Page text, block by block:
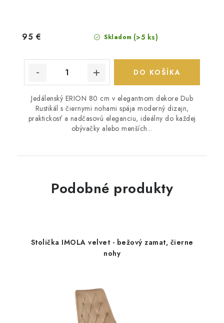
Skladom (>5 ks)
95 €
DO KOŠÍKA
Jedálenský ERION 80 cm v elegantnom dekore Dub
Rustikál s čiernymi nohami spája moderný dizajn,
praktickosť a nadčasovú eleganciu, ideálny do každej
obývačky alebo menších...
Podobné produkty
Stolička IMOLA velvet - bežový zamat, čierne
nohy